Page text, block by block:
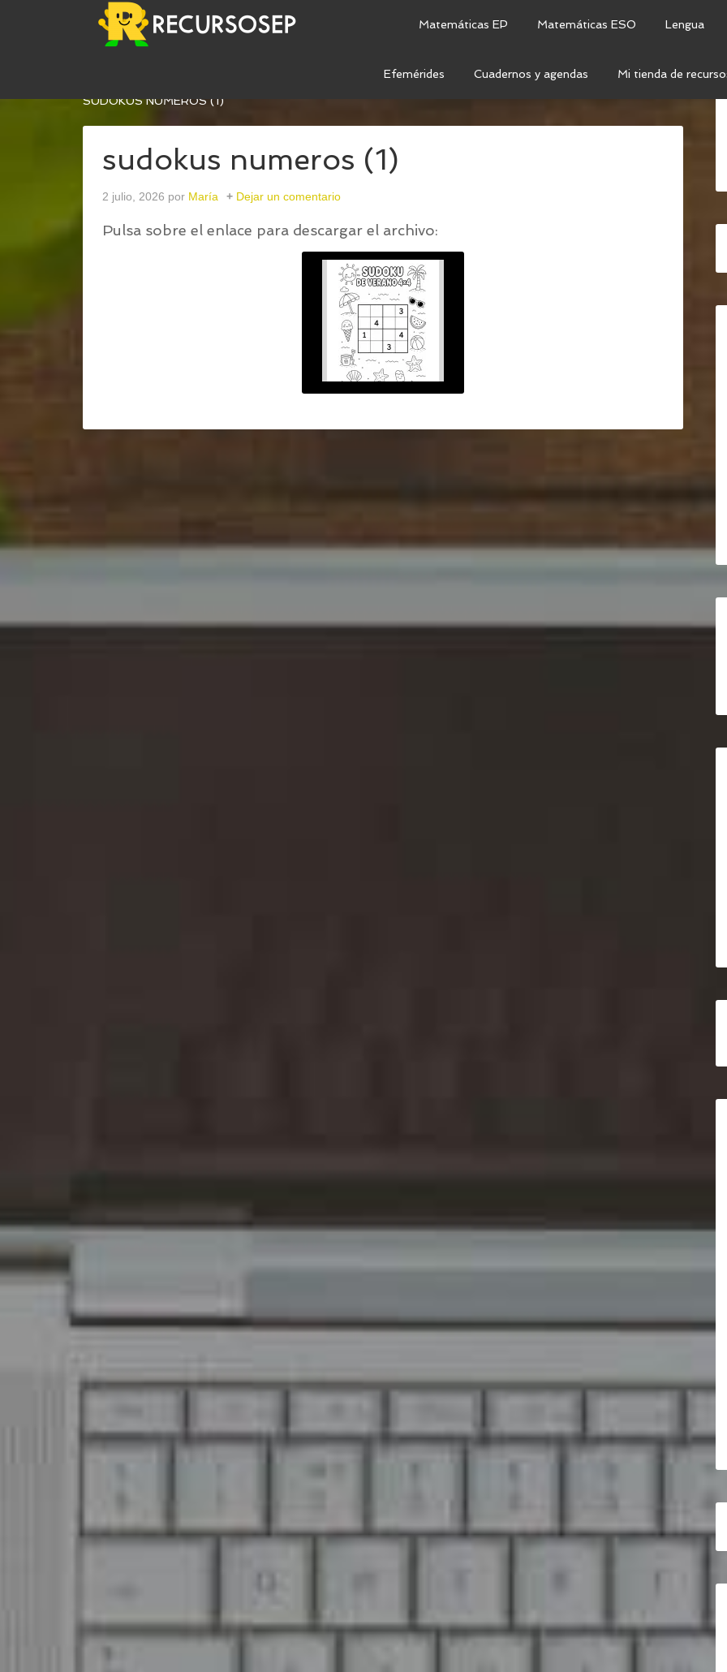
Matemáticas EP Matemáticas ESO Lengua
Efemérides Cuadernos y agendas Mi tienda de
SUDOKUS INFANTILES PARA ENTRENAR LA MENTE ESTE VERANO
SUDOKUS NUMEROS (1)
sudokus numeros (1)
2 julio, 2026 por María Dejar un comentario
Pulsa sobre el enlace para descargar el archivo: